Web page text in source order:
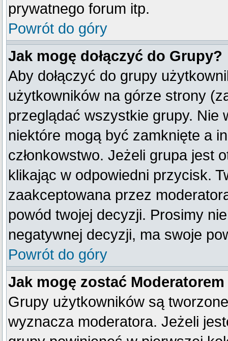
prywatnego forum itp.
Powrót do góry
Jak mogę dołączyć do Grupy?
Aby dołączyć do grupy
użytkowników na górze strony
przeglądać wszystkie grupy. Nie
niektóre mogą być zamknięte a
członkowstwo. Jeżeli grupa jest
klikając w odpowiedni przycisk.
zaakceptowana przez
powód twojej decyzji. Prosimy
negatywnej decyzji, ma swoje
Powrót do góry
Jak mogę zostać
Grupy użytkowników są
wyznacza moderatora. Jeżeli